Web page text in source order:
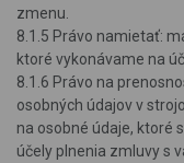
zmenu.
8.1.5 Právo namietať:
ktoré vykonávame na
8.1.6 Právo na
osobných údajov v
na osobné údaje, ktoré
účely plnenia zmluvy s